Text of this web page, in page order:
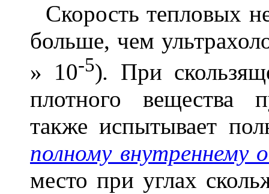
Скорость тепловых
больше, чем
» 10-5). При
плотного вещества
также испытывает
полному
место при углах